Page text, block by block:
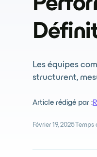
Les équipes
structurent,
Article rédigé par :
Février 19, 2025Temps